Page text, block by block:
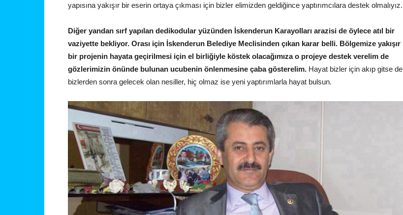
yapısına yakışır bir eserin ortaya çıkması için bizler elimizden geldiğince yaptırımcılara destek olmalıyız.
Diğer yandan sırf yapılan dedikodular yüzünden İskenderun Karayolları arazisi de öylece atıl bir
vaziyette bekliyor. Orası için İskenderun Belediye Meclisinden çıkan karar belli. Bölgemize yakışır
bir projenin hayata geçirilmesi için el birliğiyle köstek olacağımıza o projeye destek verelim de
gözlerimizin önünde bulunan ucubenin önlenmesine çaba gösterelim. Hayat bizler için akıp gitse de
bizlerden sonra gelecek olan nesiller, hiç olmaz ise yeni yaptırımlarla hayat bulsun.